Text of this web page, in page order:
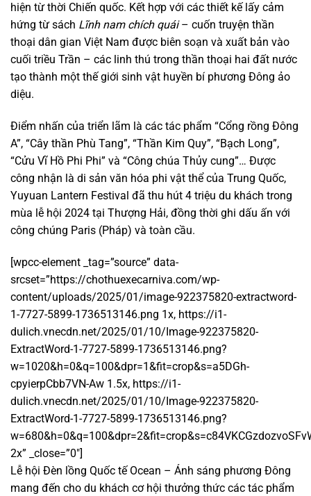
hiện từ thời Chiến quốc. Kết hợp với các thiết kế lấy cảm
hứng từ sách Lĩnh nam chích quái– cuốn truyện thần
thoại dân gian Việt Nam được biên soạn và xuất bản vào
cuối triều Trần – các linh thú trong thần thoại hai đất nước
tạo thành một thế giới sinh vật huyền bí phương Đông ảo
diệu.
Điểm nhấn của triển lãm là các tác phẩm “Cổng rồng Đông
A”, “Cây thần Phù Tang”, “Thần Kim Quy”, “Bạch Long”,
“Cửu Vĩ Hồ Phi Phi” và “Công chúa Thủy cung”… Được
công nhận là di sản văn hóa phi vật thể của Trung Quốc,
Yuyuan Lantern Festival đã thu hút 4 triệu du khách trong
mùa lễ hội 2024 tại Thượng Hải, đồng thời ghi dấu ấn với
công chúng Paris (Pháp) và toàn cầu.
[wpcc-element _tag=”source” data-
srcset=”https://chothuexecarniva.com/wp-
content/uploads/2025/01/image-922375820-extractword-
1-7727-5899-1736513146.png 1x, https://i1-
dulich.vnecdn.net/2025/01/10/Image-922375820-
ExtractWord-1-7727-5899-1736513146.png?
w=1020&h=0&q=100&dpr=1&fit=crop&s=a5DGh-
cpyierpCbb7VN-Aw 1.5x, https://i1-
dulich.vnecdn.net/2025/01/10/Image-922375820-
ExtractWord-1-7727-5899-1736513146.png?
2x” _close=”0″]
Lễ hội Đèn lồng Quốc tế Ocean – Ánh sáng phương Đông
mang đến cho du khách cơ hội thưởng thức các tác phẩm